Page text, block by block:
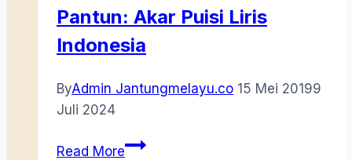
Pantun: Akar Puisi Liris
Indonesia
ByAdmin Jantungmelayu.co 15 Mei 20199
Juli 2024
Read MorePantun: